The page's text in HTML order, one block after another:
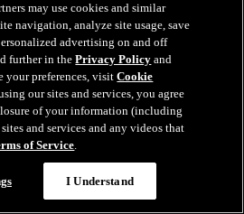
may use cookies and similar
navigation, analyze site usage, save
advertising on and off
further in thePrivacy Policy and
your preferences, visitCookie
our sites and services, you agree
of your information (including
and services and any videos that
of Service.
I Understand